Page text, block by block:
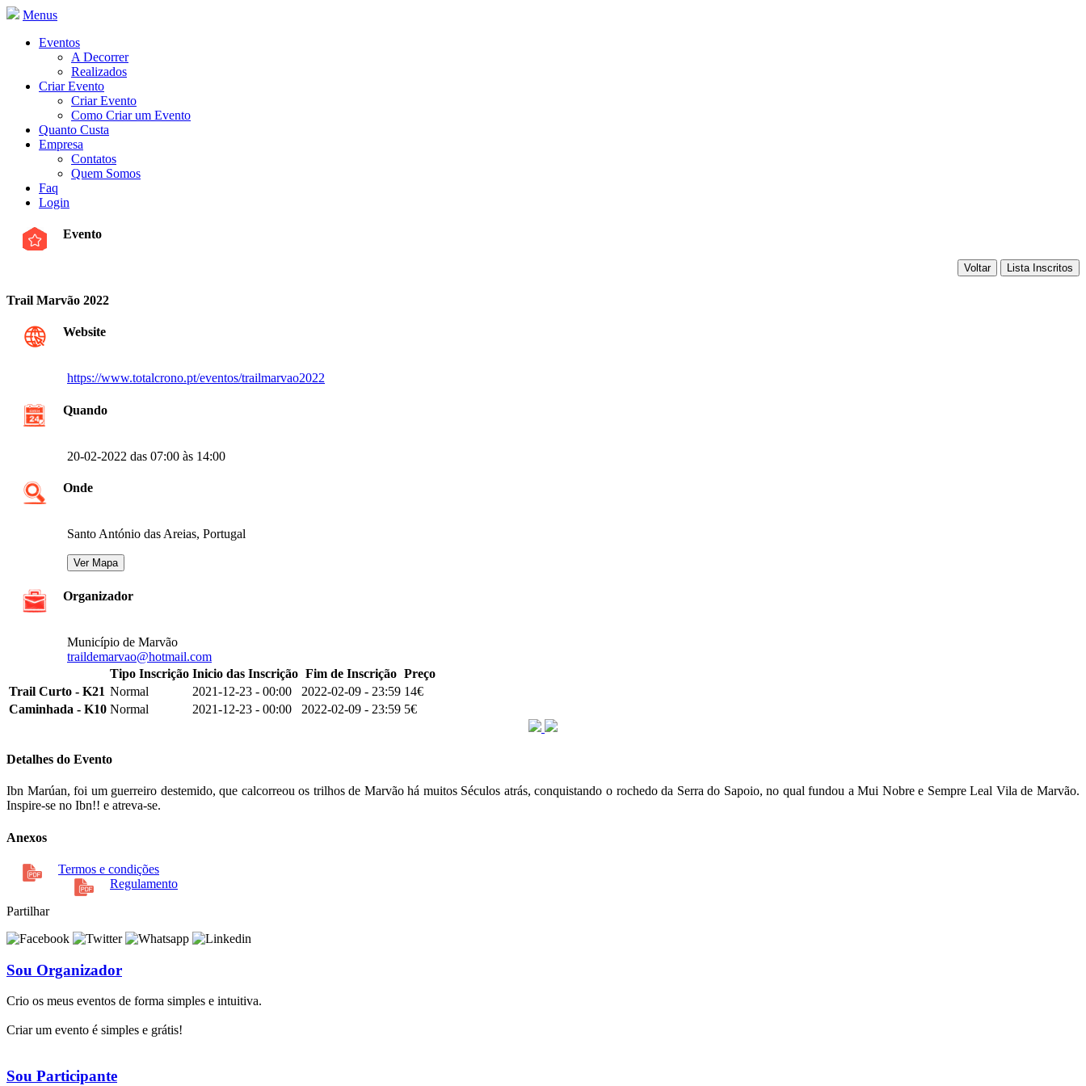
Menus
Eventos
A Decorrer
Realizados
Criar Evento
Criar Evento
Como Criar um Evento
Quanto Custa
Empresa
Contatos
Quem Somos
Faq
Login
Evento
Trail Marvão 2022
Website
https://www.totalcrono.pt/eventos/trailmarvao2022
Quando
20-02-2022 das 07:00 às 14:00
Onde
Santo António das Areias, Portugal
Organizador
Município de Marvão
traildemarvao@hotmail.com
Tipo Inscrição Inicio das Inscrição Fim de Inscrição Preço
Trail Curto - K21 Normal 2021-12-23 - 00:00 2022-02-09 - 23:59 14€
Caminhada - K10 Normal 2021-12-23 - 00:00 2022-02-09 - 23:59 5€
Detalhes do Evento
Ibn Marúan, foi um guerreiro destemido, que calcorreou os trilhos de Marvão há muitos Séculos atrás, conquistando o rochedo da Serra do Sapoio, no qual fundou a Mui Nobre e Sempre Leal Vila de Marvão.
Inspire-se no Ibn!! e atreva-se.
Anexos
Termos e condições
Regulamento
Partilhar
Sou Organizador
Crio os meus eventos de forma simples e intuitiva.
Criar um evento é simples e grátis!
Sou Participante